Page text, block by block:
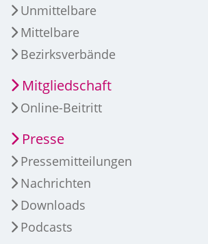
Unmittelbare
Mittelbare
Bezirksverbände
Mitgliedschaft
Online-Beitritt
Presse
Pressemitteilungen
Nachrichten
Downloads
Podcasts